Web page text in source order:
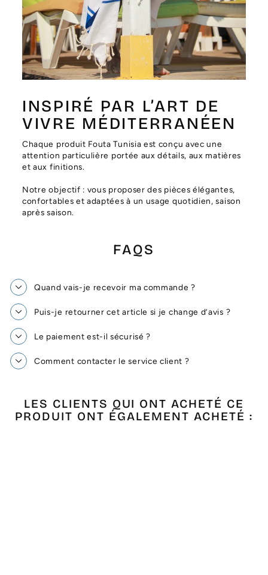
INSPIRÉ PAR L’ART DE
VIVRE MÉDITERRANÉEN
Chaque produit Fouta Tunisia est conçu avec une
attention particulière portée aux détails, aux matières
et aux finitions.
Notre objectif : vous proposer des pièces élégantes,
confortables et adaptées à un usage quotidien, saison
après saison.
FAQS
Quand vais-je recevoir ma commande ?
Puis-je retourner cet article si je change d’avis ?
Le paiement est-il sécurisé ?
Comment contacter le service client ?
LES CLIENTS QUI ONT ACHETÉ CE
PRODUIT ONT ÉGALEMENT ACHETÉ :